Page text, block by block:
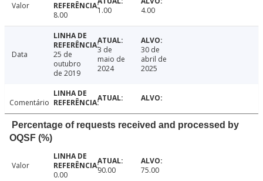
Valor
8.00
1.00 4.00
Data
25 de
outubro
de 2019
3 de
maio de
2024
30 de
abril de
2025
Comentário
Percentage of requests received and processed by
OQSF (%)
Valor
0.00
90.00 75.00